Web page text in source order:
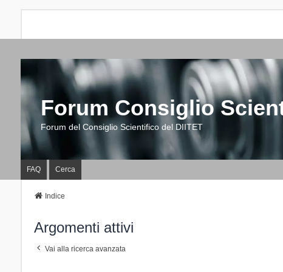
Forum Consiglio
Forum del Consiglio Scientifico del DIITET
FAQ Cerca
Indice
Argomenti attivi
Vai alla ricerca avanzata